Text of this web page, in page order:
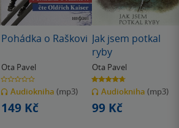
Pohádka o Raškovi
Ota Pavel
0.0
z
5
hvězdiček
Audiokniha (mp3)
149 Kč
Jak jsem potkal
ryby
Ota Pavel
4.7
z
5
hvězdiček
Audiokniha (mp3)
99 Kč